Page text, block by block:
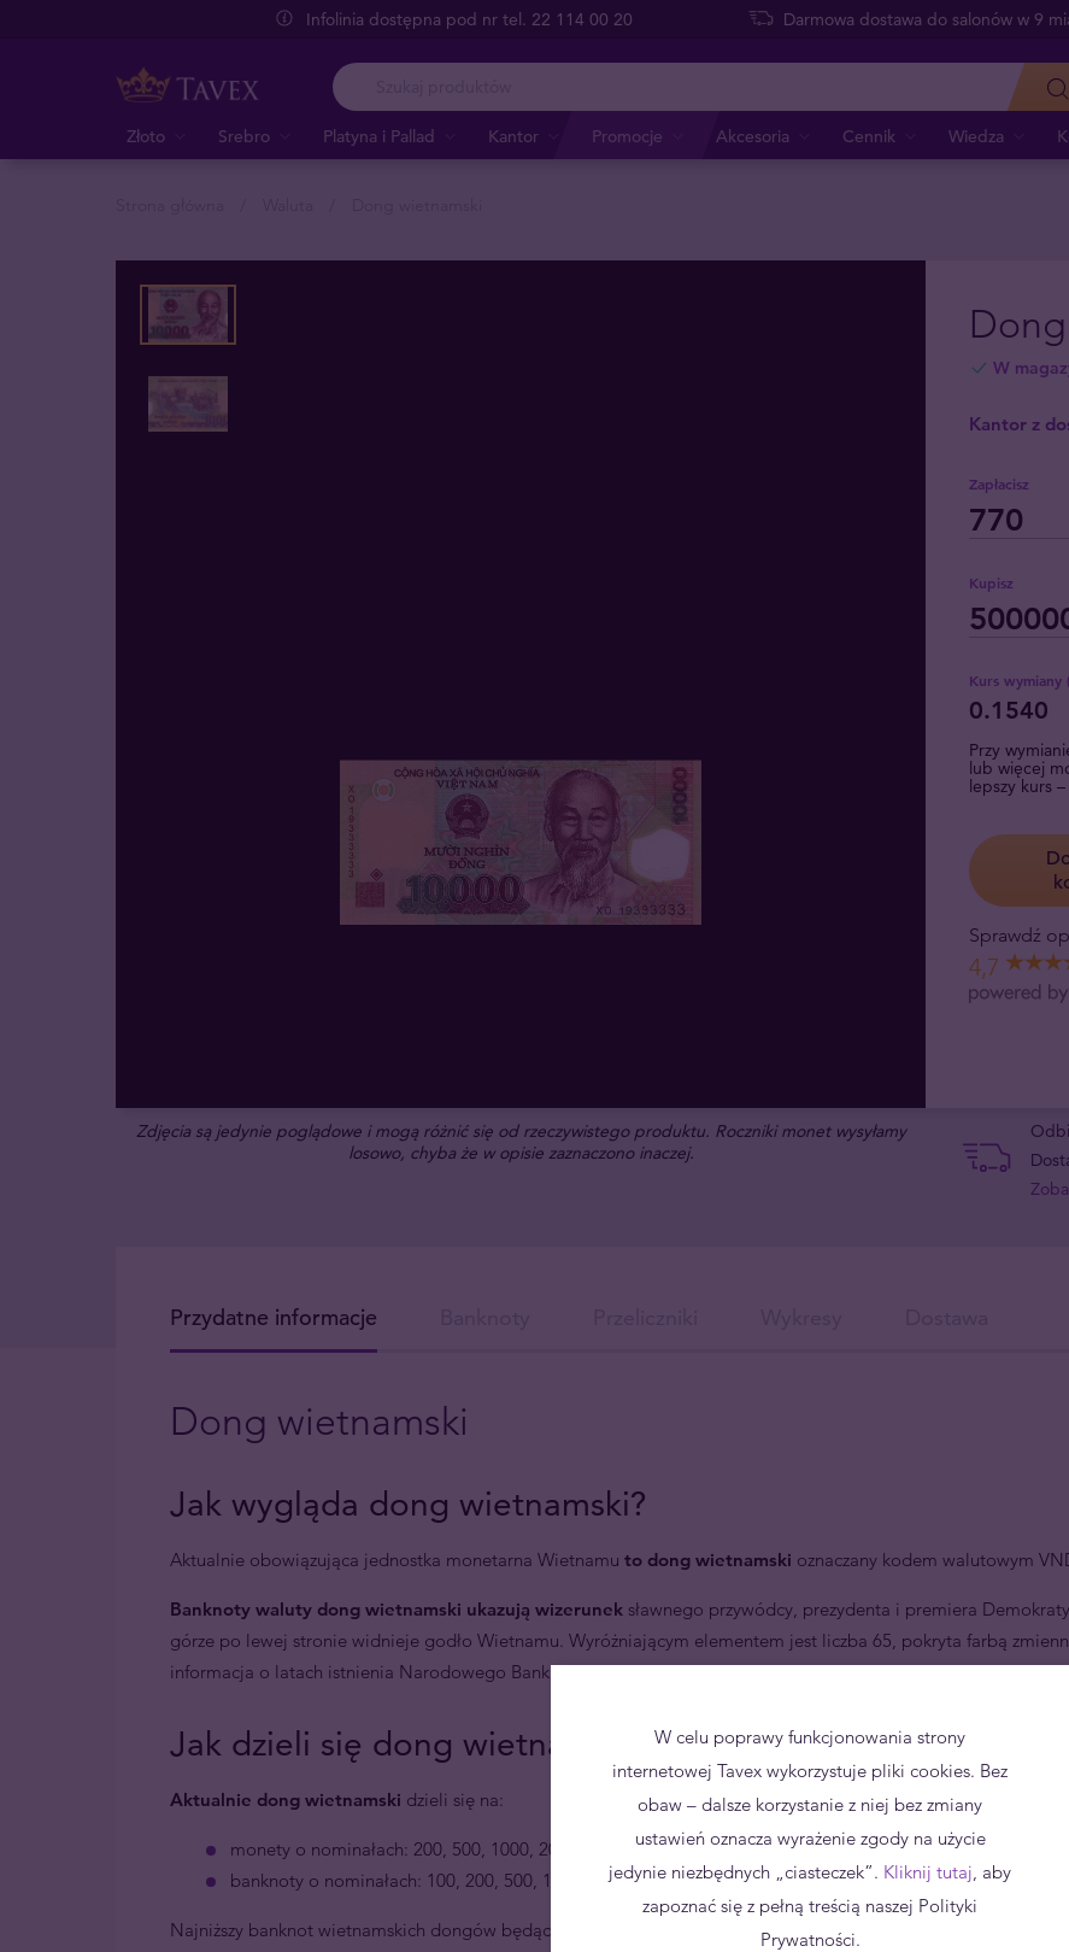
Infolinia dostępna pod nr tel. 22 114 00 20 Darmowa dostawa do salonów w 9
Złoto Srebro Platyna i Pallad Kantor Promocje Akcesoria Cennik Wiedza
W
Kantor z
Zapłacisz
Kupisz
Kurs wymiany
0.1540
Przy
lub więcej
lepszy kurs
Sprawdź
4,7
Zdjęcia są jedynie poglądowe i mogą różnić się od rzeczywistego produktu. Roczniki monet wysyłamy
losowo, chyba że w opisie zaznaczono inaczej.
Przydatne informacje
Dong wietnamski
Jak wygląda dong wietnamski?
Aktualnie obowiązująca jednostka monetarna Wietnamu to dong wietnamski oznaczany kodem walutowym
Banknoty waluty dong wietnamski ukazują wizerunek sławnego przywódcy, prezydenta i premiera
górze po lewej stronie widnieje godło Wietnamu. Wyróżniającym elementem jest liczba 65, pokryta farbą
informacja o latach istnienia Narodowego Banku Wietnamu.
Jak dzieli się dong wietnamski?
Aktualnie dong wietnamski dzieli się na:
monety o nominałach: 200, 500, 1000, 2000, 5000 dongów;
banknoty o nominałach: 100, 200, 500, 1000, 2000, 5000, 10000, 20000, 50000, 100000, 200000, 500000
Najniższy banknot wietnamskich dongów będący w obiegu to 500.
W celu poprawy funkcjonowania strony
internetowej Tavex wykorzystuje pliki cookies. Bez
obaw – dalsze korzystanie z niej bez zmiany
ustawień oznacza wyrażenie zgody na użycie
jedynie niezbędnych „ciasteczek”. Kliknij tutaj, aby
zapoznać się z pełną treścią naszej Polityki
Prywatności.